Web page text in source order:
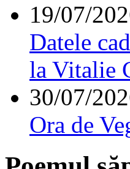
19/07/
Datele
la Vitalie
30/07/
Ora de